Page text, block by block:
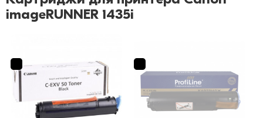
imageRUNNER 1435i